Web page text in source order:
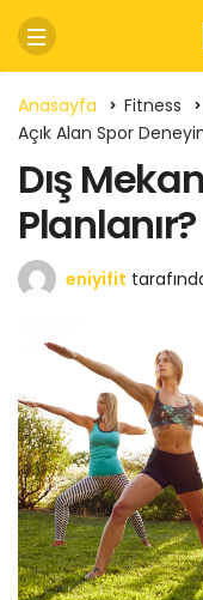
Anasayfa Fitness
Açık Alan Spor
Dış
Planlanır?
eniyifit